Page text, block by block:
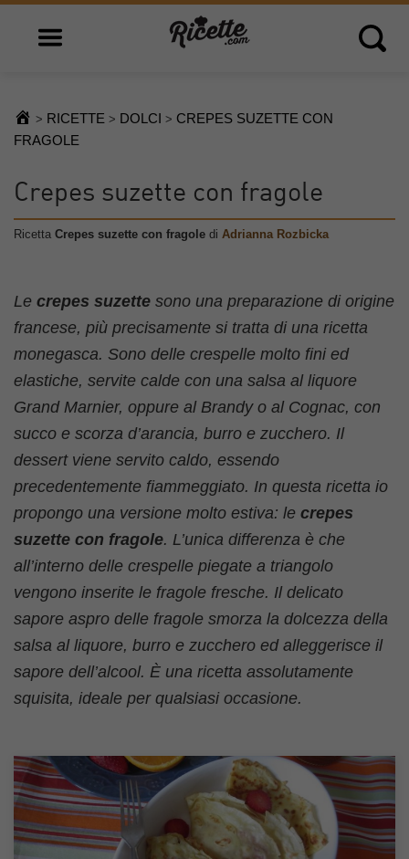
Open main menu Open
> RICETTE > DOLCI > CREPES SUZETTE CON
FRAGOLE
Crepes suzette con fragole
Ricetta Crepes suzette con fragole di Adrianna Rozbicka
Le crepes suzette sono una preparazione di origine
francese, più precisamente si tratta di una ricetta
monegasca. Sono delle crespelle molto fini ed
elastiche, servite calde con una salsa al liquore
Grand Marnier, oppure al Brandy o al Cognac, con
succo e scorza d’arancia, burro e zucchero. Il
dessert viene servito caldo, essendo
precedentemente fiammeggiato. In questa ricetta io
propongo una versione molto estiva: le crepes
suzette con fragole. L’unica differenza è che
all’interno delle crespelle piegate a triangolo
vengono inserite le fragole fresche. Il delicato
sapore aspro delle fragole smorza la dolcezza della
salsa al liquore, burro e zucchero ed alleggerisce il
sapore dell’alcool. È una ricetta assolutamente
squisita, ideale per qualsiasi occasione.